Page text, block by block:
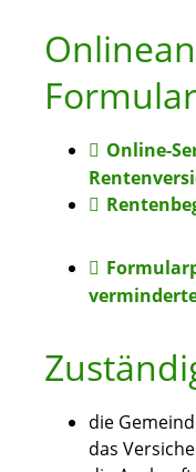
Online-
die
das